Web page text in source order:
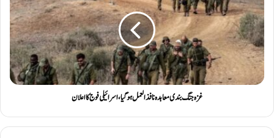
غزہ جنگ بندی معاہدہ نافذ العمل ہوگیا، اسرائیلی فوج کا اعلان